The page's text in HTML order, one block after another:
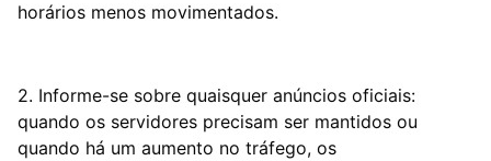
horários menos movimentados.
2. Informe-se sobre quaisquer anúncios oficiais:
quando os servidores precisam ser mantidos ou
quando há um aumento no tráfego, os